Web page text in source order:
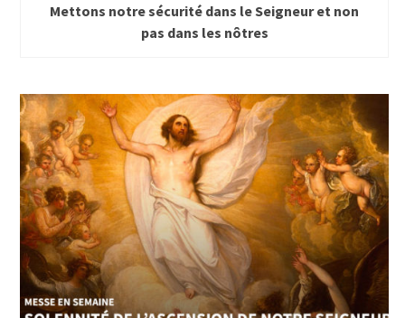
Mettons notre sécurité dans le Seigneur et non
pas dans les nôtres